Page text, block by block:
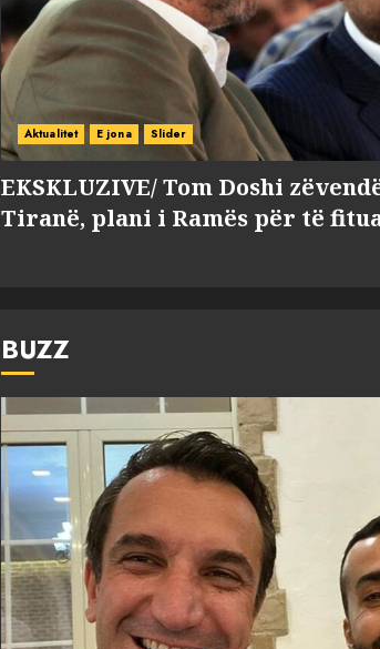
Aktualitet E jona Slider
EKSKLUZIVE/ Tom Doshi
Tiranë, plani i Ramës për të
BUZZ